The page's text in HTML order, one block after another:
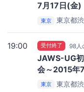
7月17日(金)
東京
東京都
19:00 受付終了 98人
JAWS-UG
会～2015年
東京
東京都